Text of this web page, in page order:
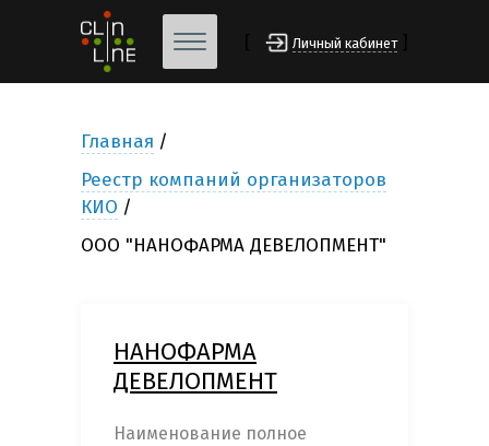
Личный кабинет
Главная
Реестр компаний организаторов
КИО
ООО "НАНОФАРМА ДЕВЕЛОПМЕНТ"
НАНОФАРМА
ДЕВЕЛОПМЕНТ
Наименование полное